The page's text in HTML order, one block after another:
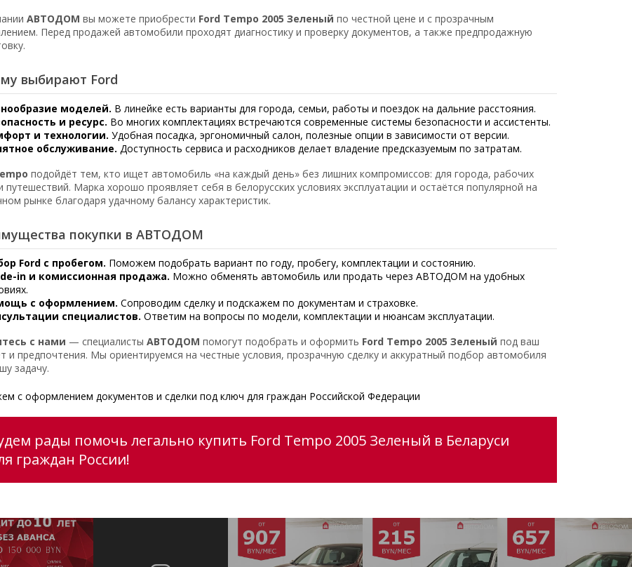
АВТОДОМ вы можете приобрести Ford Tempo 2005 Зеленый по честной цене и с прозрачным
Перед продажей автомобили проходят диагностику и проверку документов, а также предпродажную
выбирают Ford
моделей. В линейке есть варианты для города, семьи, работы и поездок на дальние расстояния.
и ресурс. Во многих комплектациях встречаются современные системы безопасности и ассистенты.
и технологии. Удобная посадка, эргономичный салон, полезные опции в зависимости от версии.
обслуживание. Доступность сервиса и расходников делает владение предсказуемым по затратам.
подойдёт тем, кто ищет автомобиль «на каждый день» без лишних компромиссов: для города, рабочих
путешествий. Марка хорошо проявляет себя в белорусских условиях эксплуатации и остаётся популярной на
рынке благодаря удачному балансу характеристик.
покупки в АВТОДОМ
Ford с пробегом. Поможем подобрать вариант по году, пробегу, комплектации и состоянию.
in и комиссионная продажа. Можно обменять автомобиль или продать через АВТОДОМ на удобных
с оформлением. Сопроводим сделку и подскажем по документам и страховке.
специалистов. Ответим на вопросы по модели, комплектации и нюансам эксплуатации.
с нами — специалисты АВТОДОМ помогут подобрать и оформить Ford Tempo 2005 Зеленый под ваш
и предпочтения. Мы ориентируемся на честные условия, прозрачную сделку и аккуратный подбор автомобиля
задачу.
с оформлением документов и сделки под ключ для граждан Российской Федерации
рады помочь легально купить Ford Tempo 2005 Зеленый в Беларуси
граждан России!